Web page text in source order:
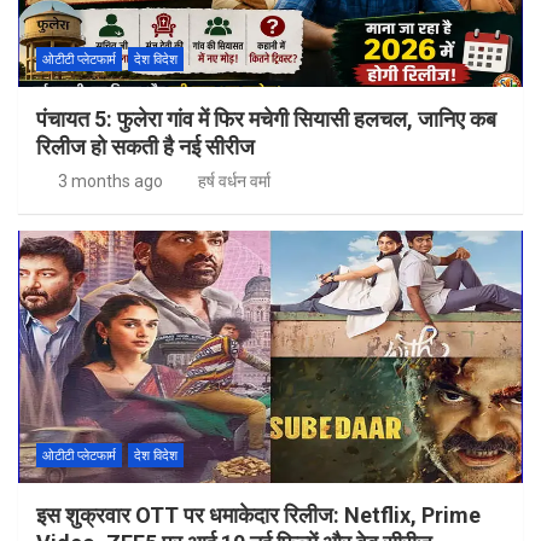
ओटीटी प्लेटफार्म देश विदेश
पंचायत 5: फुलेरा गांव में फिर मचेगी सियासी हलचल, जानिए कब
रिलीज हो सकती है नई सीरीज
3 months ago हर्ष वर्धन वर्मा
ओटीटी प्लेटफार्म देश विदेश
इस शुक्रवार OTT पर धमाकेदार रिलीज: Netflix, Prime